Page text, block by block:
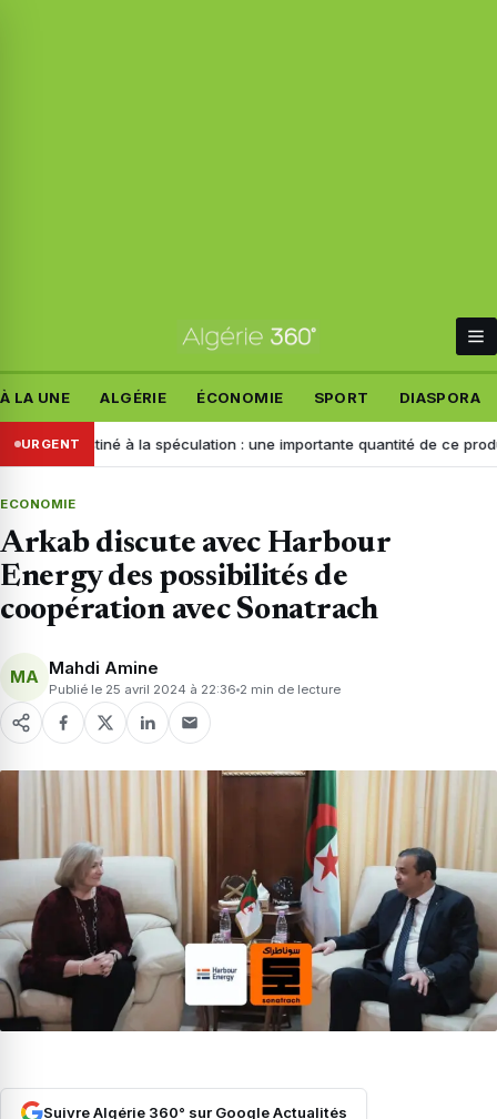
À LA UNE ALGÉRIE ÉCONOMIE SPORT DIASPORA
URGENTà la spéculation : une importante quantité de ce produit saisie
ECONOMIE
Arkab discute avec Harbour
Energy des possibilités de
coopération avec Sonatrach
MA Mahdi Amine
Publié le 25 avril 2024 à 22:36 2 min de lecture
Suivre Algérie 360° sur Google Actualités